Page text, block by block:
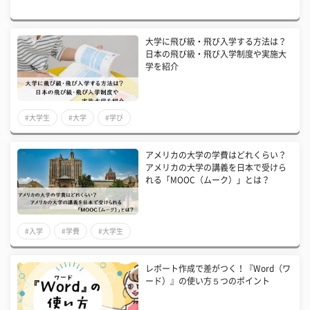
大学に飛び級・飛び入学する方法は？
日本の飛び級・飛び入学制度や実施大
学を紹介
#大学生 #大学 #学び
アメリカの大学の学費はどれくらい？
アメリカの大学の講義を日本で受けら
れる「MOOC（ムーク）」とは？
#入学 #学費 #大学生
レポート作成で差がつく！『Word（ワ
ード）』の使い方５つのポイント